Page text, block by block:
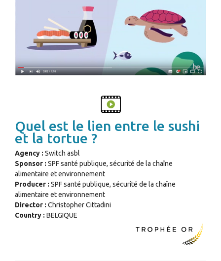
Quel est le lien entre le sushi
et la tortue ?
Agency : Switch asbl
Sponsor : SPF santé publique, sécurité de la chaîne
alimentaire et environnement
Producer : SPF santé publique, sécurité de la chaîne
alimentaire et environnement
Director : Christopher Cittadini
Country : BELGIQUE